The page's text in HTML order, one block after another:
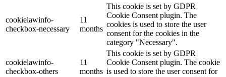
cookielawinfo-
checkbox-necessary
11
months
This cookie is set by GDPR
Cookie Consent plugin. The
cookies is used to store the user
consent for the cookies in the
category "Necessary".
cookielawinfo-
checkbox-others
11
months
This cookie is set by GDPR
Cookie Consent plugin. The cookie
is used to store the user consent for